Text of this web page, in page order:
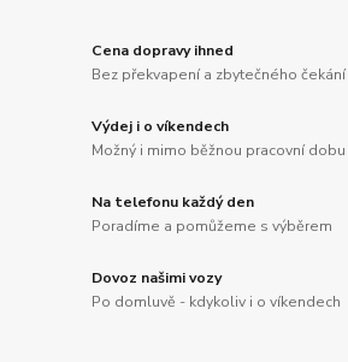
Cena dopravy ihned
Bez překvapení a zbytečného čekání
Výdej i o víkendech
Možný i mimo běžnou pracovní dobu
Na telefonu každý den
Poradíme a pomůžeme s výběrem
Dovoz našimi vozy
Po domluvě - kdykoliv i o víkendech